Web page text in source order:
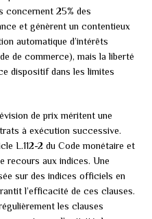
concernent 25% des
et génèrent un contentieux
automatique d’intérêts
de commerce), mais la liberté
dispositif dans les limites
de prix méritent une
à exécution successive.
L.112-2 du Code monétaire et
recours aux indices. Une
sur des indices officiels en
l’efficacité de ces clauses.
les clauses